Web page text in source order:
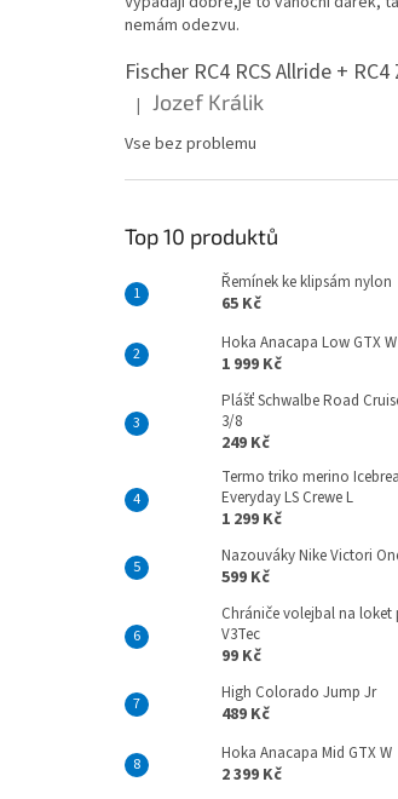
nemám odezvu.
Hodnocení produktu je 5 z 5 hvězdiček.
| Jozef Králik
Vse bez problemu
Top 10 produktů
Řemínek ke klipsám nylon
65 Kč
Hoka Anacapa Low GTX W
1 999 Kč
Plášť Schwalbe Road
3/8
249 Kč
Termo triko merino
Everyday LS Crewe L
1 299 Kč
Nazouváky Nike Victori
599 Kč
Chrániče volejbal na
V3Tec
99 Kč
High Colorado Jump Jr
489 Kč
Hoka Anacapa Mid GTX W
2 399 Kč